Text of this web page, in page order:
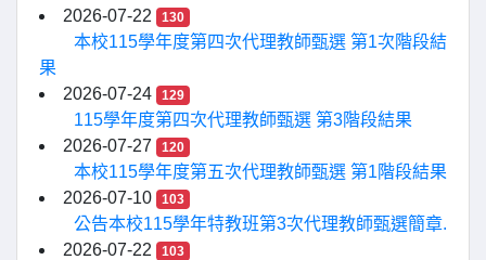
2026-07-22
130
本校115學年度第四次代理教師甄選 第1次階段結
果
2026-07-24
129
115學年度第四次代理教師甄選 第3階段結果
2026-07-27
120
本校115學年度第五次代理教師甄選 第1階段結果
2026-07-10
103
公告本校115學年特教班第3次代理教師甄選簡章.
2026-07-22
103